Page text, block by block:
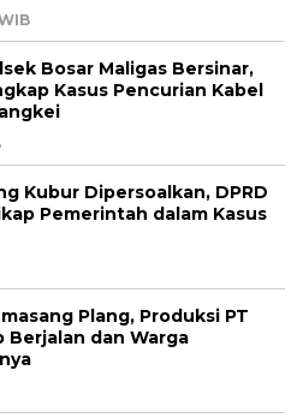
Bosar Maligas Bersinar,
Kasus Pencurian Kabel
Kubur Dipersoalkan, DPRD
Pemerintah dalam Kasus
Plang, Produksi PT
dan Warga